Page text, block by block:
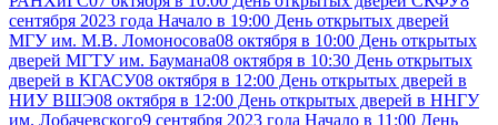
сентября 2023 года Начало в 19:00 День открытых дверей
МГУ им. М.В. Ломоносова08 октября в 10:00 День открытых
дверей МГТУ им. Баумана08 октября в 10:30 День открытых
дверей в КГАСУ08 октября в 12:00 День открытых дверей в
НИУ ВШЭ08 октября в 12:00 День открытых дверей в ННГУ
им. Лобачевского9 сентября 2023 года Начало в 11:00 День